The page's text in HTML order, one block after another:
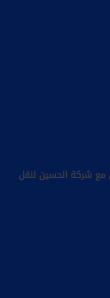
مع شركة الحسين لنقل